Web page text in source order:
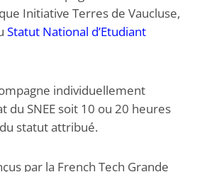
Initiative Terres de Vaucluse,
Statut National d’Etudiant
individuellement
du SNEE soit 10 ou 20 heures
statut attribué.
par la French Tech Grande